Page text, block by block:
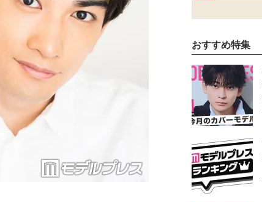
おすすめ特集